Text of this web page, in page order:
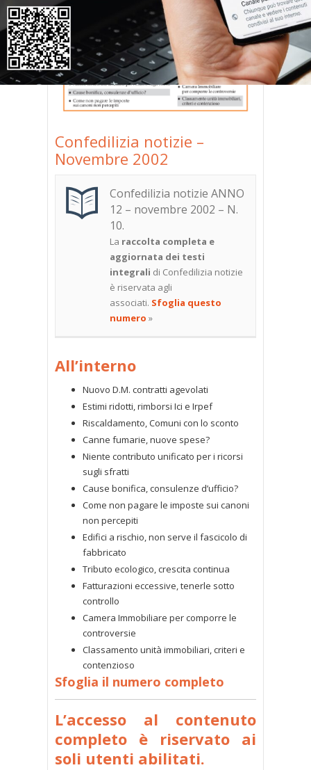
Confedilizia notizie –
Novembre 2002
Confedilizia notizie ANNO
12 – novembre 2002 – N.
10.
La raccolta completa e
aggiornata dei testi
integrali di Confedilizia notizie
è riservata agli
associati. Sfoglia questo
numero »
All’interno
Nuovo D.M. contratti agevolati
Estimi ridotti, rimborsi Ici e Irpef
Riscaldamento, Comuni con lo sconto
Canne fumarie, nuove spese?
Niente contributo unificato per i ricorsi
sugli sfratti
Cause bonifica, consulenze d’ufficio?
Come non pagare le imposte sui canoni
non percepiti
Edifici a rischio, non serve il fascicolo di
fabbricato
Tributo ecologico, crescita continua
Fatturazioni eccessive, tenerle sotto
controllo
Camera Immobiliare per comporre le
controversie
Classamento unità immobiliari, criteri e
contenzioso
Sfoglia il numero completo
L’accesso al contenuto
completo è riservato ai
soli utenti abilitati.